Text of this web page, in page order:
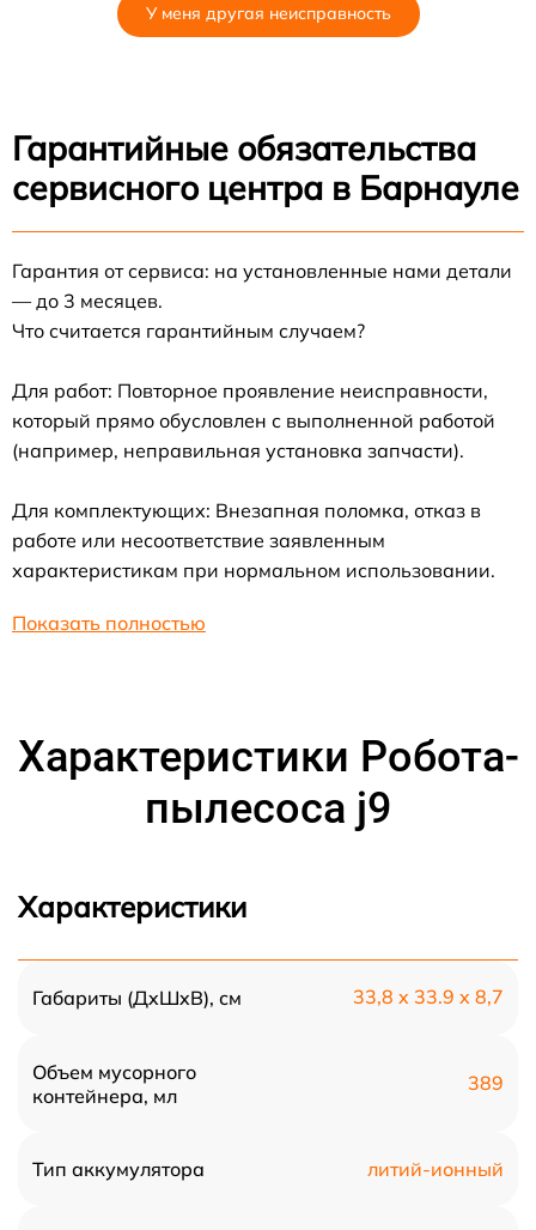
У меня другая неисправность
Гарантийные обязательства
сервисного центра в Барнауле
Гарантия от сервиса: на установленные нами детали
— до 3 месяцев.
Что считается гарантийным случаем?
Для работ: Повторное проявление неисправности,
который прямо обусловлен с выполненной работой
(например, неправильная установка запчасти).
Для комплектующих: Внезапная поломка, отказ в
работе или несоответствие заявленным
характеристикам при нормальном использовании.
Показать полностью
Характеристики Робота-
пылесоса j9
Характеристики
Габариты (ДxШxВ), см 33,8 x 33.9 x 8,7
Объем мусорного
контейнера, мл
389
Тип аккумулятора литий-ионный